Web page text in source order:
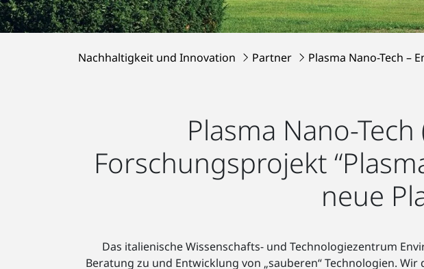
Nachhaltigkeit und Innovation Partner Plasma Nano-Tech –
Plasma Nano-
Forschungsprojekt
neue
Das italienische Wissenschafts- und Technologiezentrum
Beratung zu und Entwicklung von „sauberen“ Technologien.